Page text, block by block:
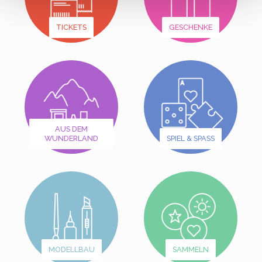
TICKETS GESCHENKE
AUS DEM
WUNDERLAND
SPIEL & SPASS
MODELLBAU SAMMELN